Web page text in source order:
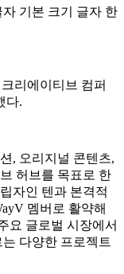
자 기본 크기 글자 한
리에이티브 컴퍼
다.
, 오리지널 콘텐츠,
허브를 목표로 한
자인 텐과 본격적
멤버로 활약해
요 글로벌 시장에서
다양한 프로젝트